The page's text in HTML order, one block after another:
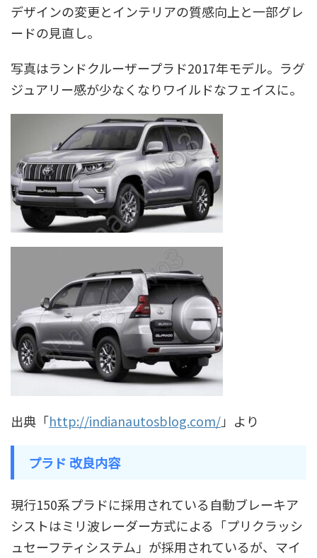
デザインの変更とインテリアの質感向上と一部グレ
ードの見直し。
写真はランドクルーザープラド2017年モデル。ラグ
ジュアリー感が少なくなりワイルドなフェイスに。
出典「http://indianautosblog.com/」より
プラド 改良内容
現行150系プラドに採用されている自動ブレーキア
シストはミリ波レーダー方式による「プリクラッシ
ュセーフティシステム」が採用されているが、マイ